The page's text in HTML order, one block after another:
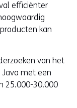
efficiënter
kan
van het
met een
25.000-30.000